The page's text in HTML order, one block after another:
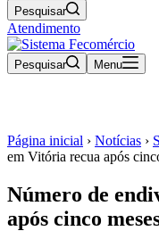
Pesquisar
Atendimento
Pesquisar Menu
Página inicial › Notícias ›
em Vitória recua após
Número de
após cinco